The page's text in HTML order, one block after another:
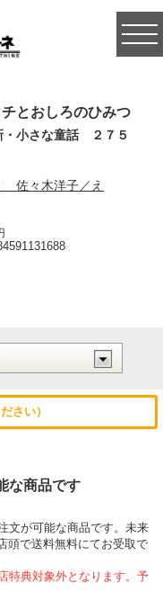
とおしろのひみつ
・小さな童話 ２７５
佐々木洋子／え
さい）
な商品です
文が可能な商品です。未来
頭で送料無料にてお受取で
特典対象外となります。予